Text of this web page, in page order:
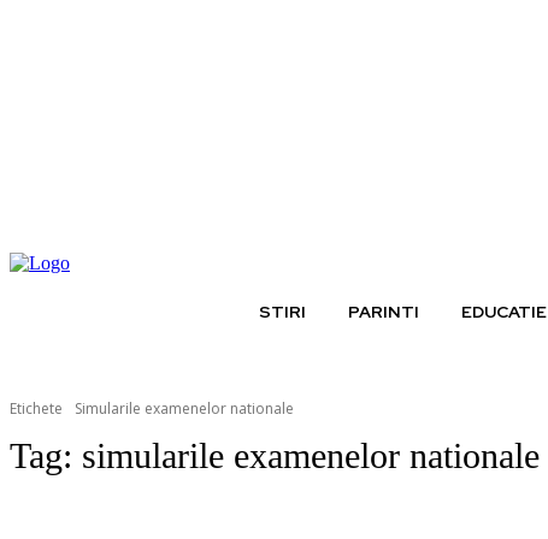
STIRI PARINTI EDUCATIE
Etichete Simularile examenelor nationale
Tag: simularile examenelor nationale